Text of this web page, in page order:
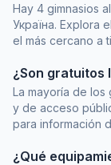
Hay 4 gimnasios
Україна. Explora
el más cercano a
¿Son gratuitos
La mayoría de los
y de acceso
para información
¿Qué